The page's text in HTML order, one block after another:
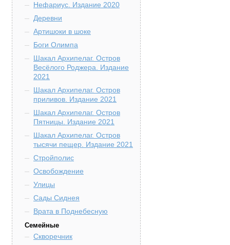
Нефариус. Издание 2020
Деревни
Артишоки в шоке
Боги Олимпа
Шакал Архипелаг. Остров
Весёлого Роджера. Издание
2021
Шакал Архипелаг. Остров
приливов. Издание 2021
Шакал Архипелаг. Остров
Пятницы. Издание 2021
Шакал Архипелаг. Остров
тысячи пещер. Издание 2021
Стройполис
Освобождение
Улицы
Сады Сиднея
Врата в Поднебесную
Семейные
Скворечник